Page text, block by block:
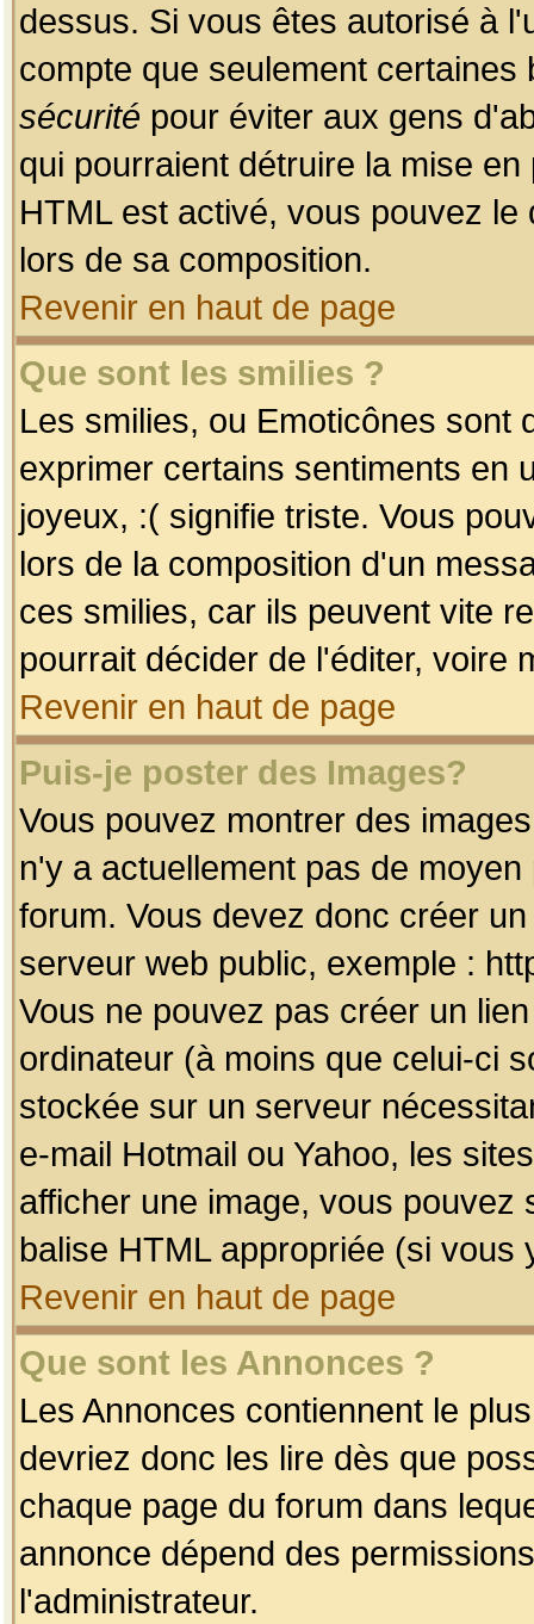
dessus. Si vous êtes autorisé à
compte que seulement
sécurité pour éviter aux gens
qui pourraient détruire la mise
HTML est activé, vous pouvez
lors de sa composition.
Revenir en haut de page
Que sont les smilies ?
Les smilies, ou Emoticônes sont
exprimer certains sentiments en
joyeux, :( signifie triste. Vous
lors de la composition d'un
ces smilies, car ils peuvent vite
pourrait décider de l'éditer, voire
Revenir en haut de page
Puis-je poster des Images?
Vous pouvez montrer des
n'y a actuellement pas de
forum. Vous devez donc créer
serveur web public, exemple :
Vous ne pouvez pas créer un
ordinateur (à moins que celui-ci
stockée sur un serveur
e-mail Hotmail ou Yahoo, les
afficher une image, vous pouvez
balise HTML appropriée (si vous
Revenir en haut de page
Que sont les Annonces ?
Les Annonces contiennent le
devriez donc les lire dès que
chaque page du forum dans
annonce dépend des
l'administrateur.